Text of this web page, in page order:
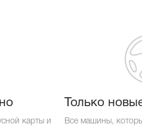
карты и
Только
Все машины,